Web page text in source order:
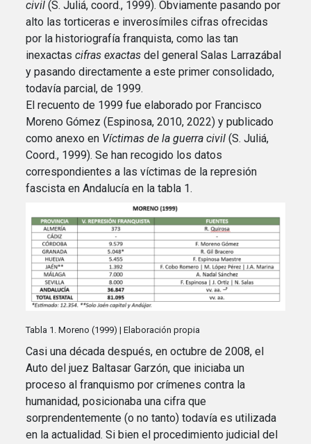
civil (S. Juliá, coord., 1999). Obviamente pasando por
alto las torticeras e inverosímiles cifras ofrecidas
por la historiografía franquista, como las tan
inexactascifras exactas del general Salas Larrazábal
y pasando directamente a este primer consolidado,
todavía parcial, de 1999.
El recuento de 1999 fue elaborado por Francisco
Moreno Gómez (Espinosa, 2010, 2022) y publicado
como anexo en Víctimas de la guerra civil (S. Juliá,
Coord., 1999). Se han recogido los datos
correspondientes a las víctimas de la represión
fascista en Andalucía en la tabla 1.
Tabla 1. Moreno (1999) | Elaboración propia
Casi una década después, en octubre de 2008, el
Auto del juez Baltasar Garzón, que iniciaba un
proceso al franquismo por crímenes contra la
humanidad, posicionaba una cifra que
sorprendentemente (o no tanto) todavía es utilizada
en la actualidad. Si bien el procedimiento judicial del